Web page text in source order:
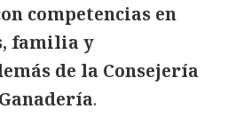
competencias en
familia y
de la Consejería
.